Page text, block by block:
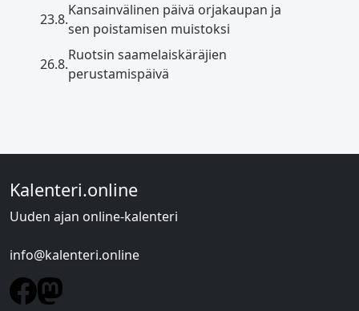
23.8.
Kansainvälinen päivä orjakaupan ja
sen poistamisen muistoksi
26.8.
Ruotsin saamelaiskäräjien
perustamispäivä
Kalenteri.online
Uuden ajan online-kalenteri
info@kalenteri.online